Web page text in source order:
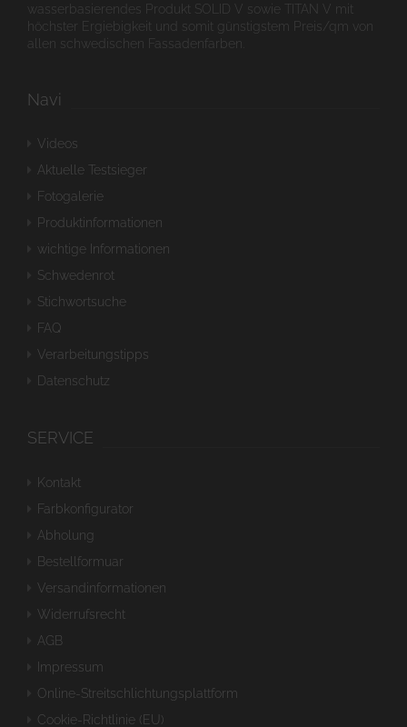
wasserbasierendes Produkt SOLID V sowie TITAN V mit
höchster Ergiebigkeit und somit günstigstem Preis/qm von
allen schwedischen Fassadenfarben.
Navi
Videos
Aktuelle Testsieger
Fotogalerie
Produktinformationen
wichtige Informationen
Schwedenrot
Stichwortsuche
FAQ
Verarbeitungstipps
Datenschutz
SERVICE
Kontakt
Farbkonfigurator
Abholung
Bestellformuar
Versandinformationen
Widerrufsrecht
AGB
Impressum
Online-Streitschlichtungsplattform
Cookie-Richtlinie (EU)